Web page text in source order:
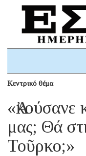
Κεντρικό θέμα
«Ἀκούσανε
μας; Θά
Τοῦρκο;»